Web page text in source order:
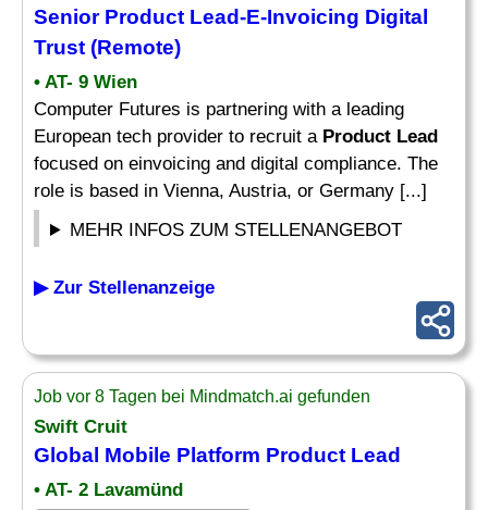
Senior Product Lead-E-Invoicing Digital
Trust (Remote)
• AT- 9 Wien
Computer Futures is partnering with a leading
European tech provider to recruit a Product Lead
focused on einvoicing and digital compliance. The
role is based in Vienna, Austria, or Germany [...]
MEHR INFOS ZUM STELLENANGEBOT
▶ Zur Stellenanzeige
Job vor 8 Tagen bei Mindmatch.ai gefunden
Swift Cruit
Global Mobile Platform Product Lead
• AT- 2 Lavamünd